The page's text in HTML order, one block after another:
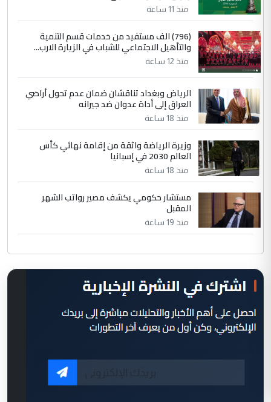
منذ 11 ساعة
(796) الف مستفيد من خدمات قسم التنمية
والتأهيل الاجتماعي للشباب في الزيارة الارب...
منذ 12 ساعة
الرياض وبغداد تناقشان ضمان عدم تحول أراضي
العراق إلى أداة عدوان ضد جيرانه
منذ 18 ساعة
وزيرة الرياضة واثقة من إقامة نهائي كأس
العالم 2030 في إسبانيا
منذ 18 ساعة
مستشار حكومي يكشف مصير رواتب الشهر
المقبل
منذ 19 ساعة